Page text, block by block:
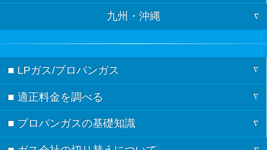
山形
茨城
岐阜
長野
静岡
兵庫
奈良
和歌山
島根
鳥取
徳島
香川
九州・沖縄
福岡
熊本
■ LPガス/プロパンガス
ガスの記事一覧
節約術
■ 適正料金を調べる
料金シミュレーション
■ プロパンガスの基礎知識